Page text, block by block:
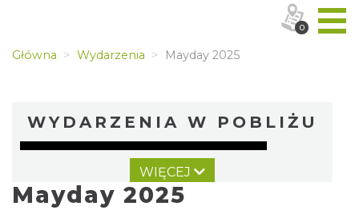
Główna Wydarzenia Mayday 2025
WYDARZENIA W POBLIŻU
WIĘCEJ
Mayday 2025
0